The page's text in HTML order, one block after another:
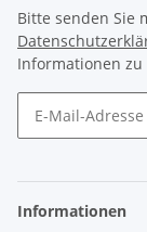
Bitte senden Sie
Informationen
Informationen